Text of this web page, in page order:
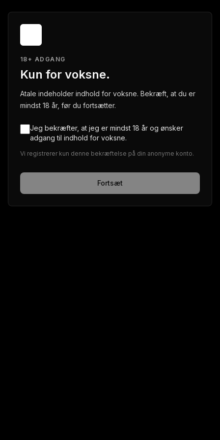
18+ ADGANG
Kun for voksne.
Atale indeholder indhold for voksne. Bekræft, at du er
mindst 18 år, før du fortsætter.
Jeg bekræfter, at jeg er mindst 18 år og ønsker
adgang til indhold for voksne.
Vi registrerer kun denne bekræftelse på din anonyme konto.
Fortsæt